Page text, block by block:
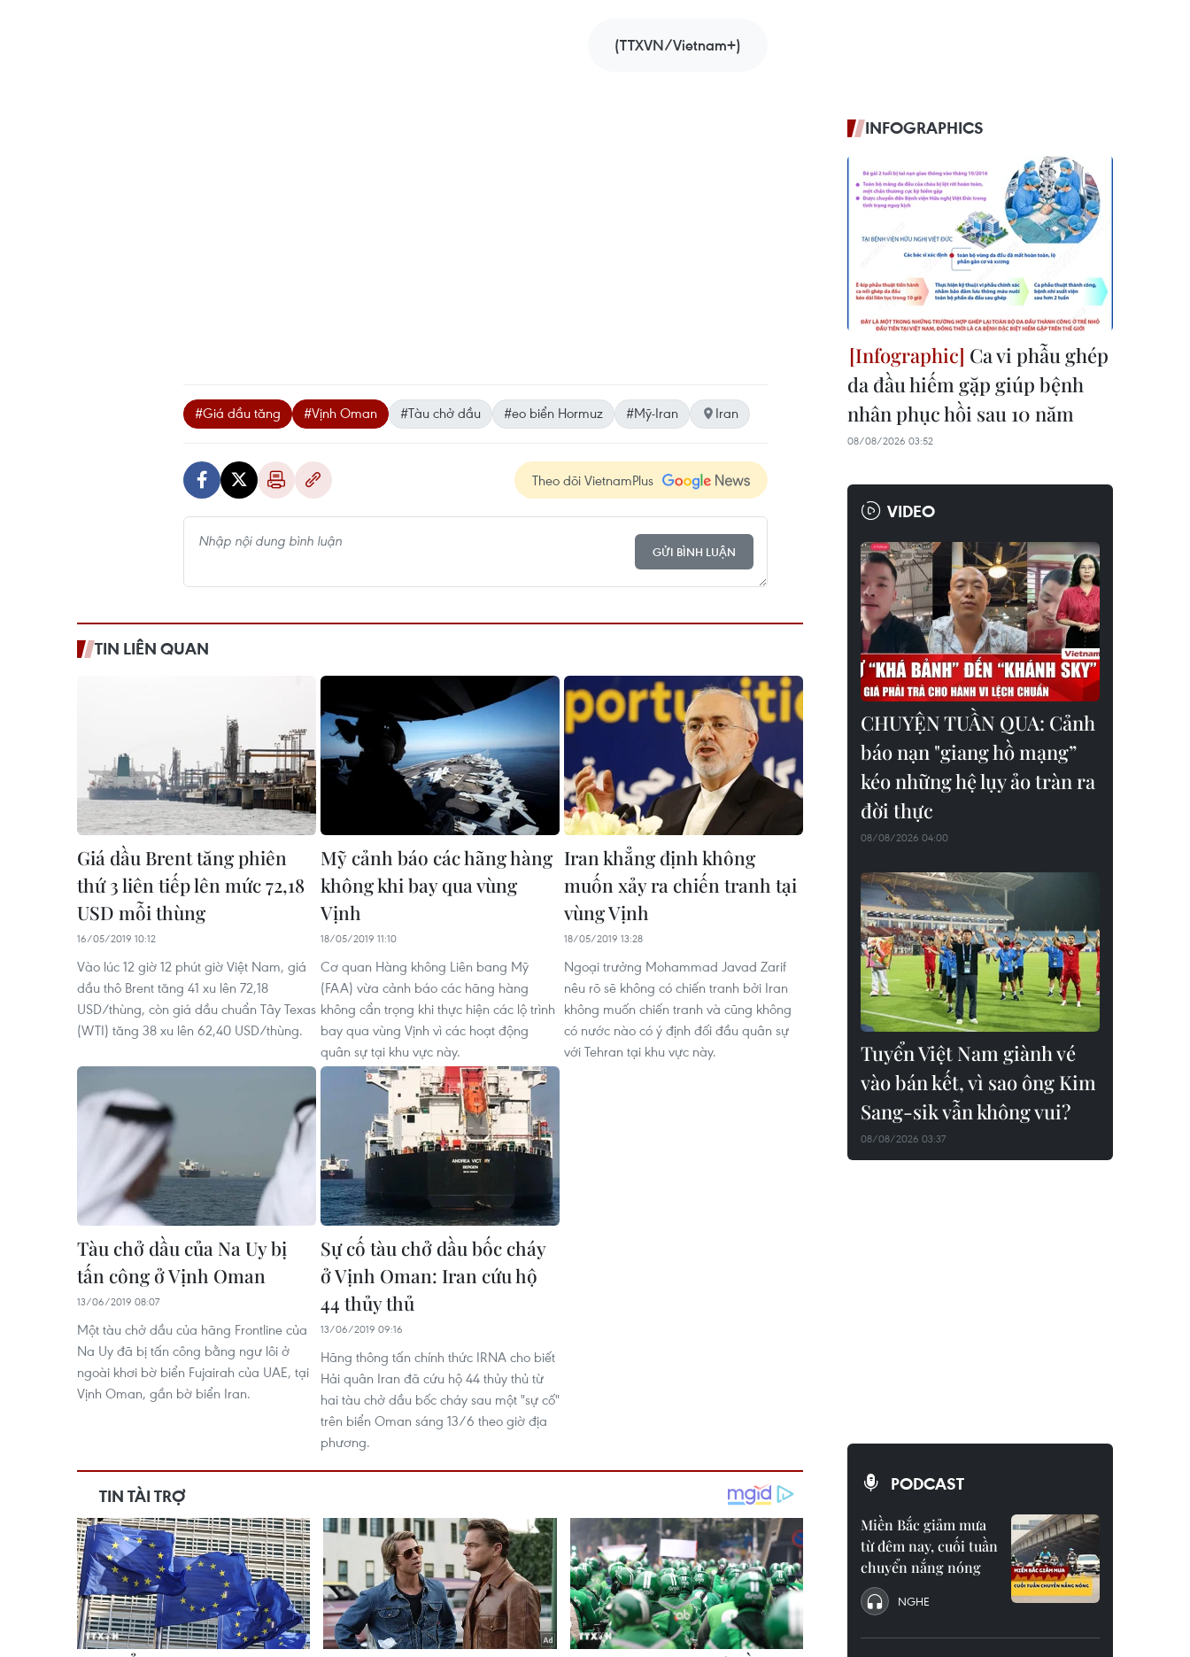
(TTXVN/Vietnam+)
#Giá dầu tăng #Vịnh Oman #Tàu chở dầu #eo biển Hormuz #Mỹ-Iran Iran
Theo dõi VietnamPlus
GỬI BÌNH LUẬN
TIN LIÊN QUAN
Giá dầu Brent tăng phiên
thứ 3 liên tiếp lên mức 72,18
USD mỗi thùng
16/05/2019 10:12
Vào lúc 12 giờ 12 phút giờ Việt Nam, giá
dầu thô Brent tăng 41 xu lên 72,18
USD/thùng, còn giá dầu chuẩn Tây Texas
(WTI) tăng 38 xu lên 62,40 USD/thùng.
Mỹ cảnh báo các hãng hàng
không khi bay qua vùng
Vịnh
18/05/2019 11:10
Cơ quan Hàng không Liên bang Mỹ
(FAA) vừa cảnh báo các hãng hàng
không cẩn trọng khi thực hiện các lộ trình
bay qua vùng Vịnh vì các hoạt động
quân sự tại khu vực này.
Iran khẳng định không
muốn xảy ra chiến tranh tại
vùng Vịnh
18/05/2019 13:28
Ngoại trưởng Mohammad Javad Zarif
nêu rõ sẽ không có chiến tranh bởi Iran
không muốn chiến tranh và cũng không
có nước nào có ý định đối đầu quân sự
với Tehran tại khu vực này.
Tàu chở dầu của Na Uy bị
tấn công ở Vịnh Oman
13/06/2019 08:07
Một tàu chở dầu của hãng Frontline của
Na Uy đã bị tấn công bằng ngư lôi ở
ngoài khơi bờ biển Fujairah của UAE, tại
Vịnh Oman, gần bờ biển Iran.
Sự cố tàu chở dầu bốc cháy
ở Vịnh Oman: Iran cứu hộ
44 thủy thủ
13/06/2019 09:16
Hãng thông tấn chính thức IRNA cho biết
Hải quân Iran đã cứu hộ 44 thủy thủ từ
hai tàu chở dầu bốc cháy sau một "sự cố"
trên biển Oman sáng 13/6 theo giờ địa
phương.
INFOGRAPHICS
Ca vi phẫu ghép
da đầu hiếm gặp giúp bệnh
nhân phục hồi sau 10 năm
08/08/2026 03:52
VIDEO
CHUYỆN TUẦN QUA: Cảnh
báo nạn "giang hồ mạng”
kéo những hệ lụy ảo tràn ra
đời thực
08/08/2026 04:00
Tuyển Việt Nam giành vé
vào bán kết, vì sao ông Kim
Sang-sik vẫn không vui?
08/08/2026 03:37
PODCAST
Miền Bắc giảm mưa
từ đêm nay, cuối tuần
chuyển nắng nóng
NGHE